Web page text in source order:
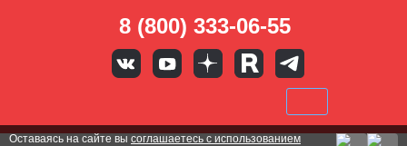
8 (800) 333-06-55
Оставаясь на сайте вы соглашаетесь с использованием